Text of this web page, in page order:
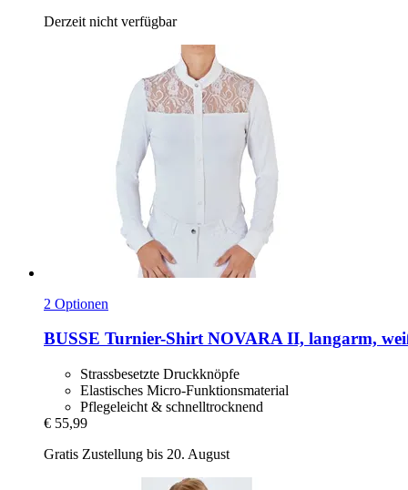
Derzeit nicht verfügbar
2 Optionen
BUSSE Turnier-​Shirt NOVARA II, langarm,
Strassbesetzte Druckknöpfe
Elastisches Micro-Funktionsmaterial
Pflegeleicht & schnelltrocknend
€ 55,99
Gratis Zustellung bis 20. August